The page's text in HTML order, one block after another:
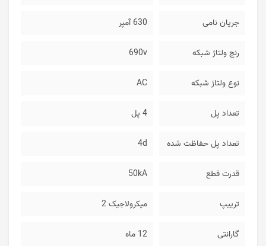
جریان نامی 630 آمپر
رنج ولتاژ شبکه 690v
نوع ولتاژ شبکه AC
تعداد پل 4 پل
تعداد پل حفاظت شده 4d
قدرت قطع 50kA
ترییپ میکرولاجیک 2
گارانتی 12 ماه